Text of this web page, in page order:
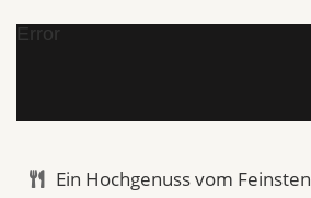
Error
Ein Hochgenuss vom Feinsten